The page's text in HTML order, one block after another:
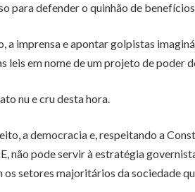
para defender o quinhão de
imprensa e apontar golpistas
em nome de um projeto de poder
nu e cru desta hora.
a democracia e, respeitando a
não pode servir à estratégia
setores majoritários da sociedade